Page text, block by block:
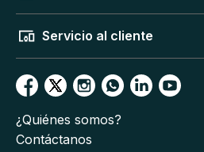
Servicio al cliente
¿Quiénes somos?
Contáctanos